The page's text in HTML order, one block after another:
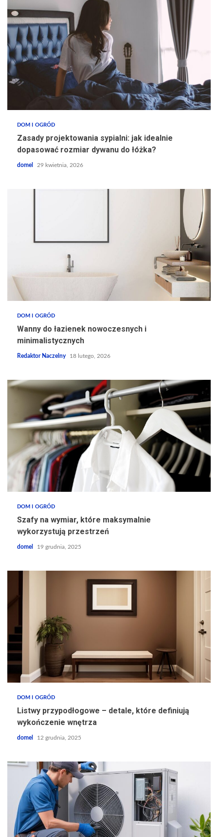
DOM I OGRÓD
Zasady projektowania sypialni: jak idealnie
dopasować rozmiar dywanu do łóżka?
domel 29 kwietnia, 2026
DOM I OGRÓD
Wanny do łazienek nowoczesnych i
minimalistycznych
Redaktor Naczelny 18 lutego, 2026
DOM I OGRÓD
Szafy na wymiar, które maksymalnie
wykorzystują przestrzeń
domel 19 grudnia, 2025
DOM I OGRÓD
Listwy przypodłogowe – detale, które definiują
wykończenie wnętrza
domel 12 grudnia, 2025